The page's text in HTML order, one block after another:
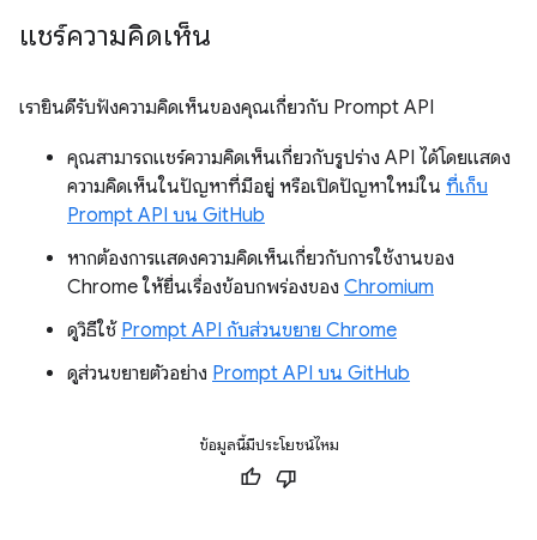
แชร์ความคิดเห็น
เรายินดีรับฟังความคิดเห็นของคุณเกี่ยวกับ Prompt API
คุณสามารถแชร์ความคิดเห็นเกี่ยวกับรูปร่าง API ได้โดยแสดง
ความคิดเห็นในปัญหาที่มีอยู่ หรือเปิดปัญหาใหม่ใน ที่เก็บ
Prompt API บน GitHub
หากต้องการแสดงความคิดเห็นเกี่ยวกับการใช้งานของ
Chrome ให้ยื่นเรื่องข้อบกพร่องของ Chromium
ดูวิธีใช้ Prompt API กับส่วนขยาย Chrome
ดูส่วนขยายตัวอย่าง Prompt API บน GitHub
ข้อมูลนี้มีประโยชน์ไหม